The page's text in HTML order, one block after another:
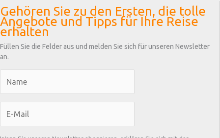
Gehören Sie zu den Ersten, die tolle
Angebote und Tipps für Ihre Reise
erhalten
Füllen Sie die Felder aus und melden Sie sich für unseren Newsletter
an.